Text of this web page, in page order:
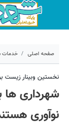
صفحه اصلی خدمات
۲۵ اسفند ۱۳۹۹ - ۱۹:۱۶
کد مطلب:9283
نخستین وبینار زیست
شهرداری ها
نوآوری